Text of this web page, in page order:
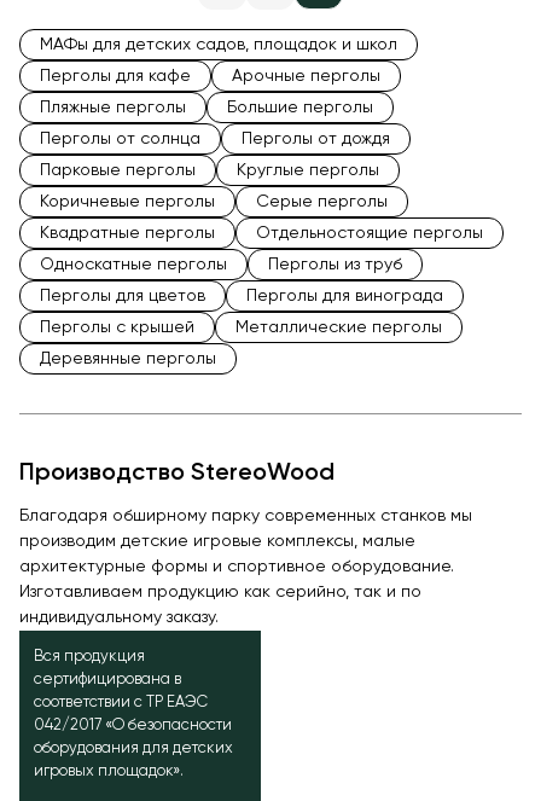
МАФы для детских садов, площадок и школ
Перголы для кафе
Арочные перголы
Пляжные перголы
Большие перголы
Перголы от солнца
Перголы от дождя
Парковые перголы
Круглые перголы
Коричневые перголы
Серые перголы
Квадратные перголы
Отдельностоящие перголы
Односкатные перголы
Перголы из труб
Перголы для цветов
Перголы для винограда
Перголы с крышей
Металлические перголы
Деревянные перголы
Производство StereoWood
Благодаря обширному парку современных станков мы
производим детские игровые комплексы, малые
архитектурные формы и спортивное оборудование.
Изготавливаем продукцию как серийно, так и по
индивидуальному заказу.
Вся продукция
сертифицирована в
соответствии с ТР ЕАЭС
042/2017 «О безопасности
оборудования для детских
игровых площадок».